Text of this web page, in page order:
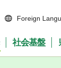
Foreign
社会基盤